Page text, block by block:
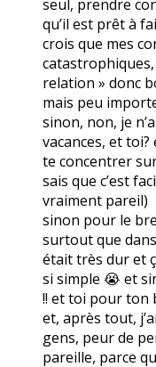
seul, prendre
qu’il est prêt à
crois que mes
catastrophiques,
relation » donc
mais peu
sinon, non, je
vacances, et
te concentrer
sais que c’est
vraiment pareil)
sinon pour le
surtout que
était très dur et
si simple 😭 et
!! et toi pour ton
et, après tout,
gens, peur de
pareille, parce